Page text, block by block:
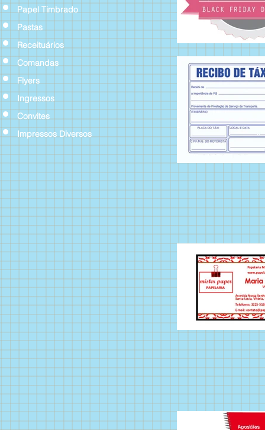
Papel Timbrado
Pastas
Receituários
Comandas
Flyers
Ingressos
Convites
Impressos Diversos